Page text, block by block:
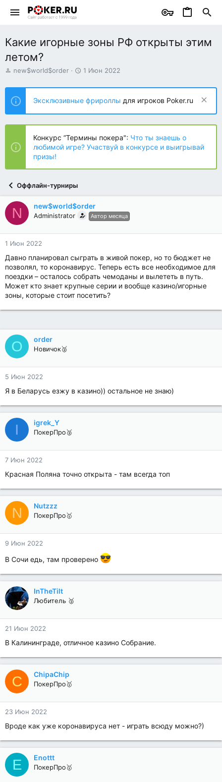
Какие игорные зоны РФ открыты этим
летом?
А
т
о
р
т
е
ы
new$world$order
Д
т
н
а
ч
л
а
1 Июн 2022
Эксклюзивные фрироллы для игроков Poker.ru
Конкурс “Термины покера": Что ты знаешь о
любимой игре? Участвуй в конкурсе и выигрывай
призы!
Оффлайн-турниры
N new$world$order
Administrator Автор месяца
1 Июн 2022
Давно планировал сыграть в живой покер, но то бюджет не
позволял, то коронавирус. Теперь есть все необходимое для
поездки – осталось собрать чемоданы и вылететь в путь.
Может кто знает крупные серии и вообще казино/игорные
зоны, которые стоит посетить?
O order
Новичок🥈
5 Июн 2022
Я в Беларусь езжу в казино)) остальное не знаю)
I igrek_Y
ПокерПро🥈
7 Июн 2022
Красная Поляна точно открыта - там всегда топ
N Nutzzz
ПокерПро🥇
9 Июн 2022
В Сочи едь, там проверено
InTheTilt
Любитель 🥈
21 Июн 2022
В Калининграде, отличное казино Собрание.
C ChipaChip
ПокерПро🥇
23 Июн 2022
Вроде как уже коронавируса нет - играть всюду можно?)
E Enottt
ПокерПро🥇